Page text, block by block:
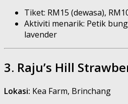
Tiket: RM15 (dewasa),
Aktiviti menarik: Petik
lavender
3. Raju’s Hill
Lokasi: Kea Farm, Brinchang